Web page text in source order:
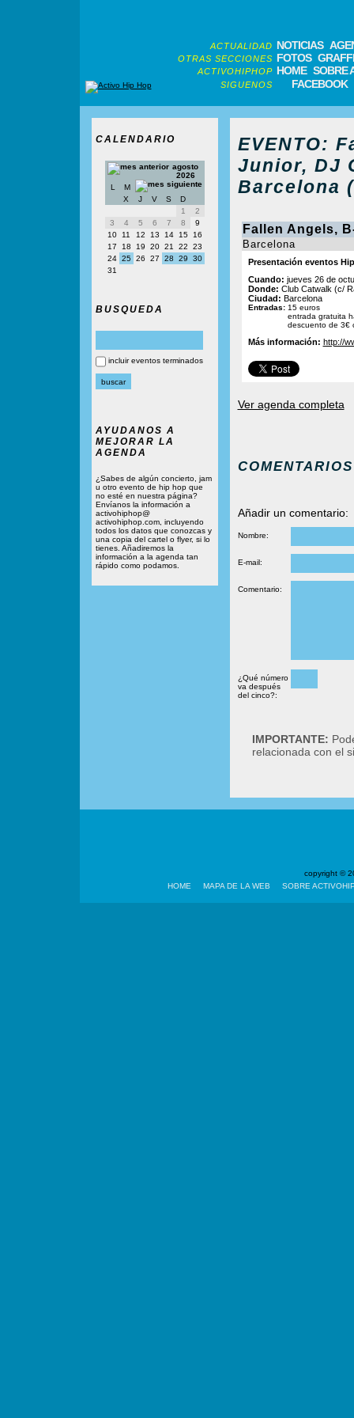
ACTUALIDAD NOTICIAS
OTRAS SECCIONES FOTOS
ACTIVOHIPHOP HOME SOBRE
SIGUENOS FACEBOOK
CALENDARIO
agosto
2026
L
M
X
J V S
D
1
2
3
4 5 6 7 8
9
10
11 12 13 14 15
16
17
18 19 20 21 22
23
24 25 26 27 28 29
30
31
BUSQUEDA
incluir eventos terminados
AYUDANOS A
MEJORAR LA
AGENDA
¿Sabes de algún concierto, jam
u otro evento de hip hop que
no esté en nuestra página?
Envíanos la información a
activohiphop@
activohiphop.com, incluyendo
todos los datos que conozcas y
una copia del cartel o flyer, si lo
tienes. Añadiremos la
información a la agenda tan
rápido como podamos.
EVENTO:
Junior, DJ
Barcelona
Fallen Angels,
Barcelona
Presentación eventos
Cuando: jueves 26 de
Donde: Club Catwalk (c/
Ciudad: Barcelona
Entradas: 15 euros
entrada gratuita
descuento de 3€
Más información: http://
Ver agenda completa
COMENTARIOS
Añadir un comentario:
Nombre:
E-mail:
Comentario:
¿Qué número
va después
del cinco?:
IMPORTANTE:
relacionada con el
copyright ©
HOME
MAPA DE LA WEB SOBRE